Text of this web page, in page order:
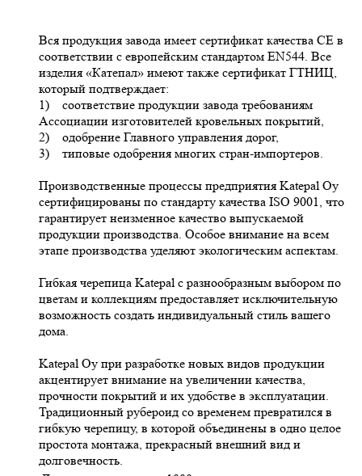
Вся продукция завода имеет сертификат качества СЕ в
соответствии с европейским стандартом EN544. Все
изделия «Катепал» имеют также сертификат ГТНИЦ,
который подтверждает:
1) соответствие продукции завода требованиям
Ассоциации изготовителей кровельных покрытий,
2) одобрение Главного управления дорог,
3) типовые одобрения многих стран-импортеров.
Производственные процессы предприятия Katepal Oy
сертифицированы по стандарту качества ISO 9001, что
гарантирует неизменное качество выпускаемой
продукции производства. Особое внимание на всем
этапе производства уделяют экологическим аспектам.
Гибкая черепица Katepal с разнообразным выбором по
цветам и коллекциям предоставляет исключительную
возможность создать индивидуальный стиль вашего
дома.
Katepal Oy при разработке новых видов продукции
акцентирует внимание на увеличении качества,
прочности покрытий и их удобстве в эксплуатации.
Традиционный рубероид со временем превратился в
гибкую черепицу, в которой объединены в одно целое
простота монтажа, прекрасный внешний вид и
долговечность.